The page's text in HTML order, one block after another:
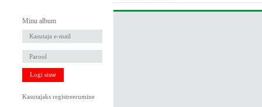
Minu album
Logi sisse
Kasutajaks registreerumine